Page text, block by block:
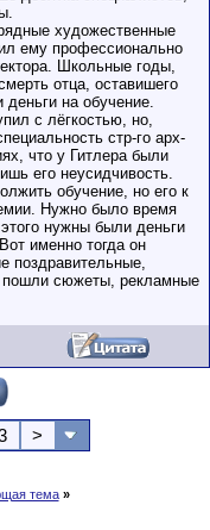
художественные
ему профессионально
Школьные годы,
отца, оставишего
деньги на обучение.
с лёгкостью, но,
стр-го арх-
что у Гитлера были
его неусидчивость.
обучение, но его к
Нужно было время
нужны были деньги
именно тогда он
поздравительные,
пошли сюжеты, рекламные
>
тема »